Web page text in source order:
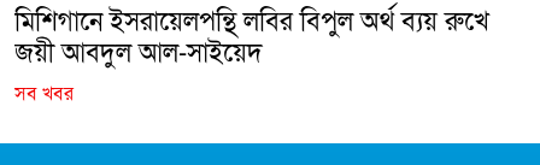
মিশিগানে ইসরায়েলপন্থি লবির বিপুল অর্থ ব্যয় রুখে
জয়ী আবদুল আল-সাইয়েদ
সব খবর